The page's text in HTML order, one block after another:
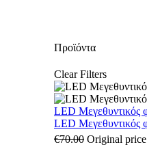
Προϊόντα
Clear Filters
LED Μεγεθυντικός
LED Μεγεθυντικός
€70.00 Original